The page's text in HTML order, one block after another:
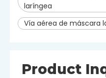
laríngea
Vía aérea de máscara
Product